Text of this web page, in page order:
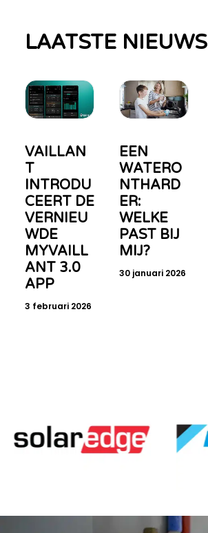
LAATSTE NIEUWS
VAILLAN
T
INTRODU
CEERT DE
VERNIEU
WDE
MYVAILL
ANT 3.0
APP
3 februari 2026
EEN
WATERO
NTHARD
ER:
WELKE
PAST BIJ
MIJ?
30 januari 2026